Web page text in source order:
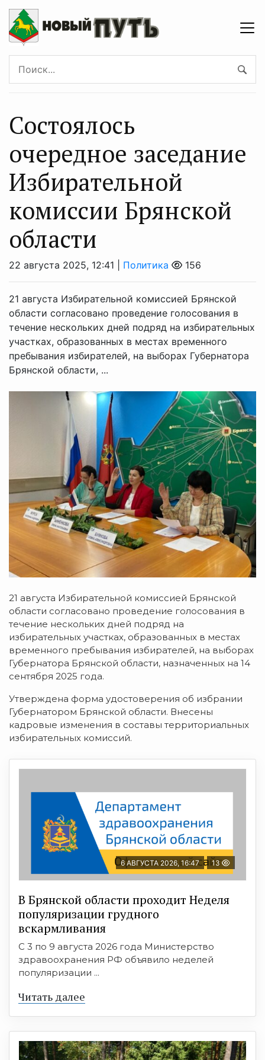
Состоялось
oчереднoе заседание
Избирательной
комиссии Брянской
области
22 августа 2025, 12:41 | Политика 156
21 августа Избирательной комиссией Брянской
области согласовано проведение голосования в
течение нескольких дней подряд на избирательных
участках, образованных в местах временного
пребывания избирателей, на выборах Губернатора
Брянской области, ...
21 августа Избирательной комиссией Брянской
области согласовано проведение голосования в
течение нескольких дней подряд на
избирательных участках, образованных в местах
временного пребывания избирателей, на выборах
Губернатора Брянской области, назначенных на 14
сентября 2025 года.
Утверждена форма удостоверения об избрании
Губернатором Брянской области. Внесены
кадровые изменения в составы территориальных
избирательных комиссий.
6 АВГУСТА 2026, 16:47 13
В Брянской области проходит Неделя
популяризации грудного
вскармливания
С 3 по 9 августа 2026 года Министерство
здравоохранения РФ объявило неделей
популяризации ...
Читать далее